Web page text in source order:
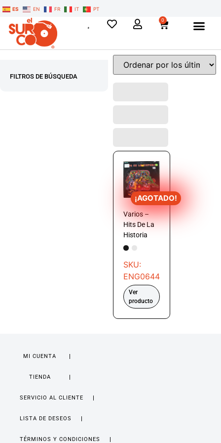
ES EN FR IT PT
0
FILTROS DE BÚSQUEDA
¡AGOTADO!
Varios –
Hits De La
Historia
SKU:
ENG0644
Ver
producto
MI CUENTA
TIENDA
SERVICIO AL CLIENTE
LISTA DE DESEOS
TÉRMINOS Y CONDICIONES